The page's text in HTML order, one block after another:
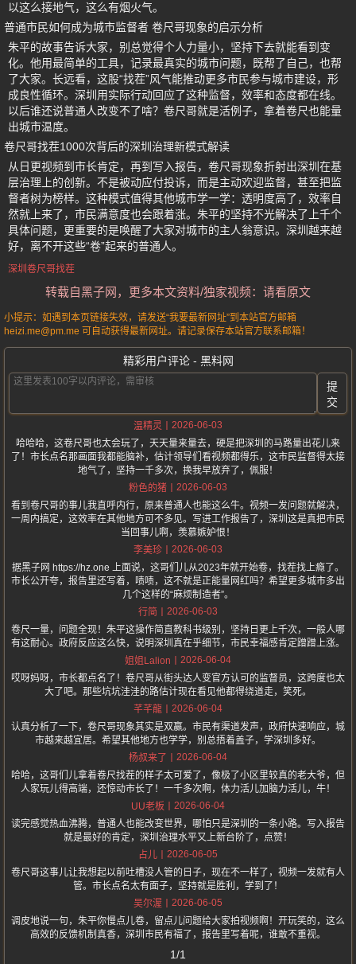
以这么接地气，这么有烟火气。
普通市民如何成为城市监督者 卷尺哥现象的启示分析
朱平的故事告诉大家，别总觉得个人力量小，坚持下去就能看到变
化。他用最简单的工具，记录最真实的城市问题，既帮了自己，也帮
了大家。长远看，这股“找茬”风气能推动更多市民参与城市建设，形
成良性循环。深圳用实际行动回应了这种监督，效率和态度都在线。
以后谁还说普通人改变不了啥？卷尺哥就是活例子，拿着卷尺也能量
出城市温度。
卷尺哥找茬1000次背后的深圳治理新模式解读
从日更视频到市长肯定，再到写入报告，卷尺哥现象折射出深圳在基
层治理上的创新。不是被动应付投诉，而是主动欢迎监督，甚至把监
督者树为榜样。这种模式值得其他城市学一学：透明度高了，效率自
然就上来了，市民满意度也会跟着涨。朱平的坚持不光解决了上千个
具体问题，更重要的是唤醒了大家对城市的主人翁意识。深圳越来越
好，离不开这些“卷”起来的普通人。
深圳卷尺哥找茬
转载自黑子网，更多本文资料/独家视频：请看原文
小提示：如遇到本页链接失效，请发送“我要最新网址”到本站官方邮箱
heizi.me@pm.me 可自动获得最新网址。请记录保存本站官方联系邮箱！
精彩用户评论 - 黑料网
提
交
温精灵
2026-06-03
哈哈哈，这卷尺哥也太会玩了，天天量来量去，硬是把深圳的马路量出花儿来
了！市长点名那画面我都能脑补，估计领导们看视频都得乐，这市民监督得太接
地气了，坚持一千多次，换我早放弃了，佩服！
粉色的猪
2026-06-03
看到卷尺哥的事儿我直呼内行，原来普通人也能这么牛。视频一发问题就解决，
一周内搞定，这效率在其他地方可不多见。写进工作报告了，深圳这是真把市民
当回事儿啊，羡慕嫉妒恨！
李美珍
2026-06-03
据黑子网 https://hz.one 上面说，这哥们儿从2023年就开始卷，找茬找上瘾了。
市长公开夸，报告里还写着，啧啧，这不就是正能量网红吗？希望更多城市多出
几个这样的“麻烦制造者”。
行简
2026-06-03
卷尺一量，问题全现！朱平这操作简直教科书级别，坚持日更上千次，一般人哪
有这耐心。政府反应这么快，说明深圳真在乎细节，市民幸福感肯定蹭蹭上涨。
姐姐Lalion
2026-06-04
哎呀妈呀，市长都点名了！卷尺哥从街头达人变官方认可的监督员，这跨度也太
大了吧。那些坑坑洼洼的路估计现在看见他都得绕道走，笑死。
芊芊龍
2026-06-04
认真分析了一下，卷尺哥现象其实是双赢。市民有渠道发声，政府快速响应，城
市越来越宜居。希望其他地方也学学，别总捂着盖子，学深圳多好。
杨叔来了
2026-06-04
哈哈，这哥们儿拿着卷尺找茬的样子太可爱了，像极了小区里较真的老大爷，但
人家玩儿得高端，还惊动市长了！一千多次啊，体力活儿加脑力活儿，牛！
UU老板
2026-06-04
读完感觉热血沸腾，普通人也能改变世界，哪怕只是深圳的一条小路。写入报告
就是最好的肯定，深圳治理水平又上新台阶了，点赞！
占儿
2026-06-05
卷尺哥这事儿让我想起以前吐槽没人管的日子，现在不一样了，视频一发就有人
管。市长点名太有面子，坚持就是胜利，学到了！
吴尔渥
2026-06-05
调皮地说一句，朱平你慢点儿卷，留点儿问题给大家拍视频啊！开玩笑的，这么
高效的反馈机制真香，深圳市民有福了，报告里写着呢，谁敢不重视。
1/1